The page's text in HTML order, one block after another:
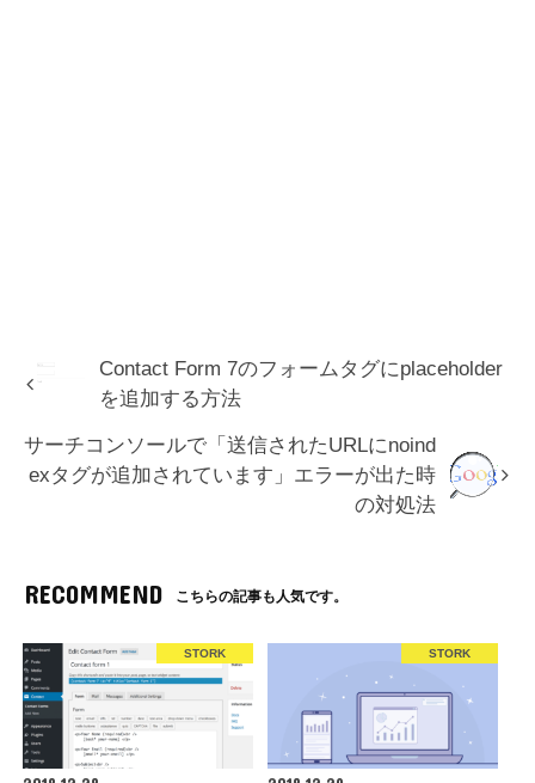
Contact Form 7のフォームタグにplaceholder
を追加する方法
サーチコンソールで「送信されたURLにnoind
exタグが追加されています」エラーが出た時
の対処法
RECOMMEND こちらの記事も人気です。
STORK STORK